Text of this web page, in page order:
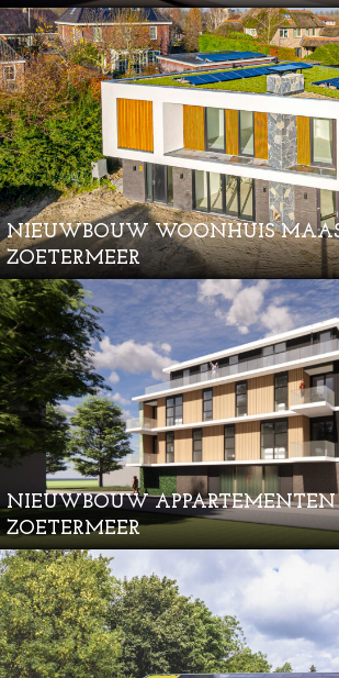
NIEUWBOUW WOONHUIS
ZOETERMEER
NIEUWBOUW APPARTEMENTEN
ZOETERMEER